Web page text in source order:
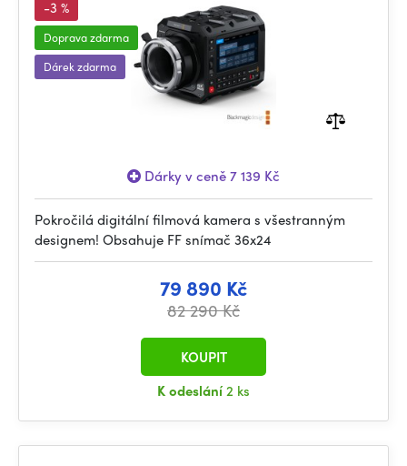
-3 %
Doprava zdarma
Dárek zdarma
Dárky v ceně 7 139 Kč
Pokročilá digitální filmová kamera s všestranným
designem! Obsahuje FF snímač 36x24
79 890 Kč
82 290 Kč
K odeslání2 ks
KOUPIT